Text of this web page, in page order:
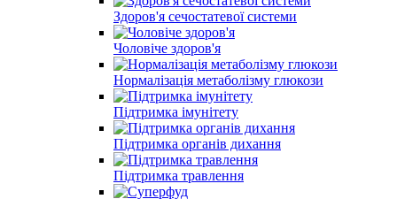
Здоров'я сечостатевої системи
Чоловіче здоров'я
Нормалізація метаболізму глюкози
Підтримка імунітету
Підтримка органів дихання
Підтримка травлення